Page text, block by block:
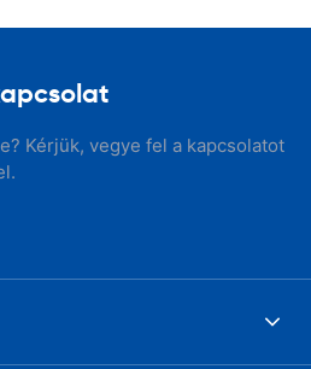
Kérjük, vegye fel a kapcsolatot